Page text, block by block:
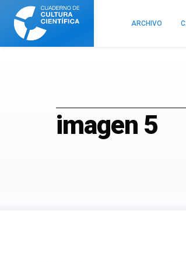
Cuaderno
Cultura
Científica
ARCHIVO
imagen 5